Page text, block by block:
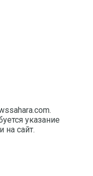
указание
на сайт.